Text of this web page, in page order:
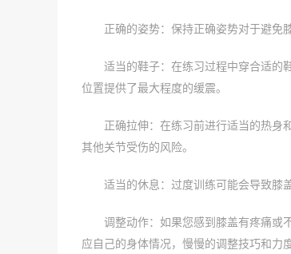
正确的姿势：保持正确姿势对于避免
适当的鞋子：在练习过程中穿合适的
位置提供了最大程度的缓震。
正确拉伸：在练习前进行适当的热身
其他关节受伤的风险。
适当的休息：过度训练可能会导致膝
调整动作：如果您感到膝盖有疼痛或
应自己的身体情况，慢慢的调整技巧和力